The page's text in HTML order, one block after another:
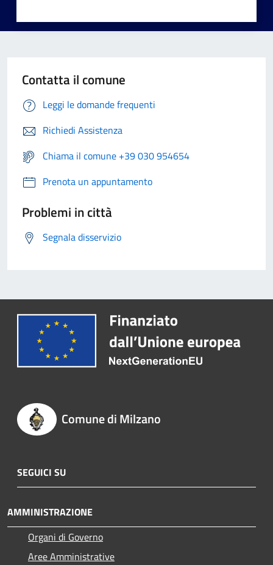
Contatta il comune
Leggi le domande frequenti
Richiedi Assistenza
Chiama il comune +39 030 954654
Prenota un appuntamento
Problemi in città
Segnala disservizio
Comune di Milzano
SEGUICI SU
AMMINISTRAZIONE
Organi di Governo
Aree Amministrative